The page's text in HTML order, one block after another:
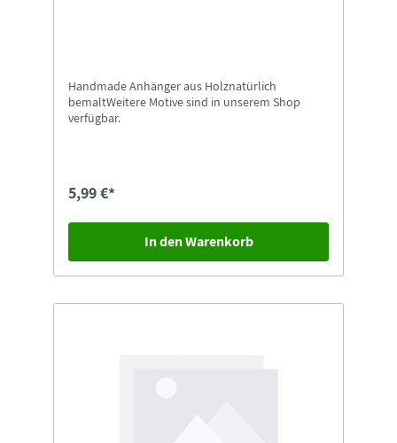
Handmade Anhänger aus Holznatürlich
bemaltWeitere Motive sind in unserem Shop
verfügbar.
5,99 €*
In den Warenkorb